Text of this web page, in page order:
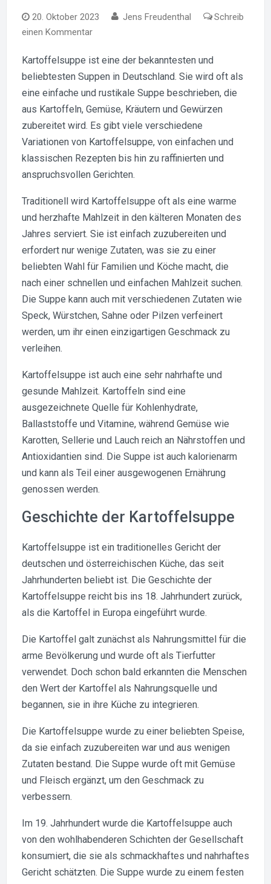
20. Oktober 2023 Jens Freudenthal
Schreib
einen Kommentarzu
Ein
Klassiker
der
deutschen
Küche
Kartoffelsuppe ist eine der bekanntesten und
beliebtesten Suppen in Deutschland. Sie wird oft als
eine einfache und rustikale Suppe beschrieben, die
aus Kartoffeln, Gemüse, Kräutern und Gewürzen
zubereitet wird. Es gibt viele verschiedene
Variationen von Kartoffelsuppe, von einfachen und
klassischen Rezepten bis hin zu raffinierten und
anspruchsvollen Gerichten.
Traditionell wird Kartoffelsuppe oft als eine warme
und herzhafte Mahlzeit in den kälteren Monaten des
Jahres serviert. Sie ist einfach zuzubereiten und
erfordert nur wenige Zutaten, was sie zu einer
beliebten Wahl für Familien und Köche macht, die
nach einer schnellen und einfachen Mahlzeit suchen.
Die Suppe kann auch mit verschiedenen Zutaten wie
Speck, Würstchen, Sahne oder Pilzen verfeinert
werden, um ihr einen einzigartigen Geschmack zu
verleihen.
Kartoffelsuppe ist auch eine sehr nahrhafte und
gesunde Mahlzeit. Kartoffeln sind eine
ausgezeichnete Quelle für Kohlenhydrate,
Ballaststoffe und Vitamine, während Gemüse wie
Karotten, Sellerie und Lauch reich an Nährstoffen und
Antioxidantien sind. Die Suppe ist auch kalorienarm
und kann als Teil einer ausgewogenen Ernährung
genossen werden.
Geschichte der Kartoffelsuppe
Kartoffelsuppe ist ein traditionelles Gericht der
deutschen und österreichischen Küche, das seit
Jahrhunderten beliebt ist. Die Geschichte der
Kartoffelsuppe reicht bis ins 18. Jahrhundert zurück,
als die Kartoffel in Europa eingeführt wurde.
Die Kartoffel galt zunächst als Nahrungsmittel für die
arme Bevölkerung und wurde oft als Tierfutter
verwendet. Doch schon bald erkannten die Menschen
den Wert der Kartoffel als Nahrungsquelle und
begannen, sie in ihre Küche zu integrieren.
Die Kartoffelsuppe wurde zu einer beliebten Speise,
da sie einfach zuzubereiten war und aus wenigen
Zutaten bestand. Die Suppe wurde oft mit Gemüse
und Fleisch ergänzt, um den Geschmack zu
verbessern.
Im 19. Jahrhundert wurde die Kartoffelsuppe auch
von den wohlhabenderen Schichten der Gesellschaft
konsumiert, die sie als schmackhaftes und nahrhaftes
Gericht schätzten. Die Suppe wurde zu einem festen